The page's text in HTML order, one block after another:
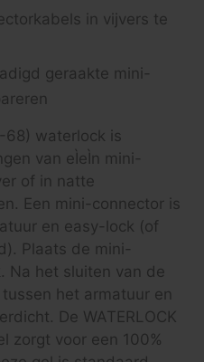
in vijvers te
geraakte mini-
68) waterlock is
van eÌeÌn mini-
of in natte
Een mini-connector is
en easy-lock (of
Plaats de mini-
Na het sluiten van de
het armatuur en
De WATERLOCK
zorgt voor een 100%